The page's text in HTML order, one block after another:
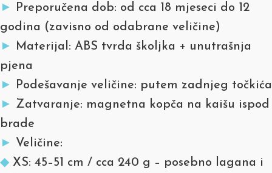
► Preporučena dob: od cca 18 mjeseci do 12
godina (zavisno od odabrane veličine)
► Materijal: ABS tvrda školjka + unutrašnja
pjena
► Podešavanje veličine: putem zadnjeg točkića
► Zatvaranje: magnetna kopča na kaišu ispod
brade
► Veličine:
◆ XS: 45–51 cm / cca 240 g – posebno lagana i